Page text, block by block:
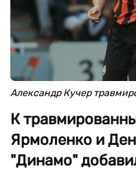
Александр Кучер
К
Ярмоленко и
"Динамо"